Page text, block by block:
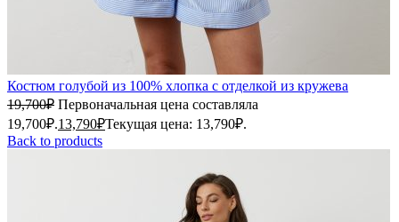
Костюм голубой из 100% хлопка с отделкой из кружева
19,700₽ Первоначальная цена составляла
19,700₽.13,790₽Текущая цена: 13,790₽.
Back to products